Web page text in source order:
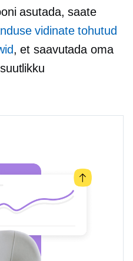
asutada, saate
vidinate tohutud
, et saavutada oma